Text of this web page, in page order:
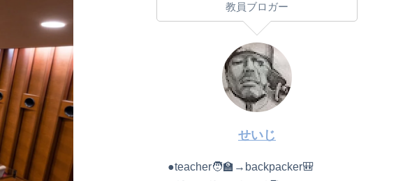
教員ブロガー
せいじ
●teacher🧑‍🏫→backpacker🎒